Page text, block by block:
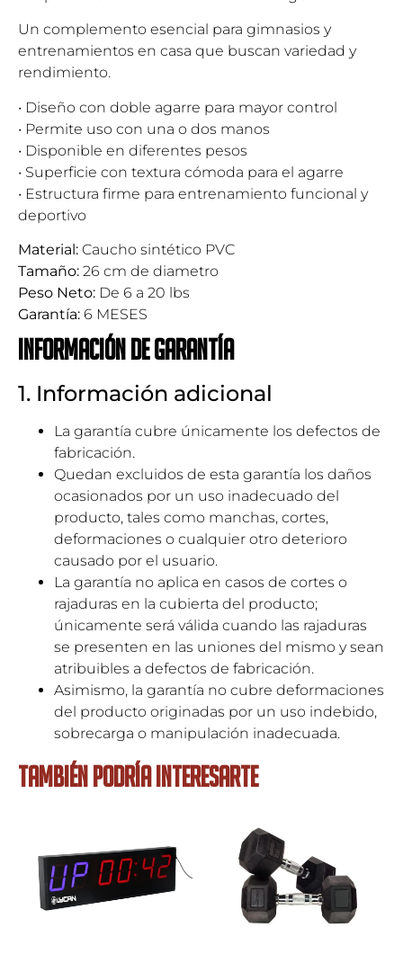
Un complemento esencial para gimnasios y
entrenamientos en casa que buscan variedad y
rendimiento.
• Diseño con doble agarre para mayor control
• Permite uso con una o dos manos
• Disponible en diferentes pesos
• Superficie con textura cómoda para el agarre
• Estructura firme para entrenamiento funcional y
deportivo
Material: Caucho sintético PVC
Tamaño: 26 cm de diametro
Peso Neto: De 6 a 20 lbs
Garantía: 6 MESES
Información de garantía
1. Información adicional
La garantía cubre únicamente los defectos de
fabricación.
Quedan excluidos de esta garantía los daños
ocasionados por un uso inadecuado del
producto, tales como manchas, cortes,
deformaciones o cualquier otro deterioro
causado por el usuario.
La garantía no aplica en casos de cortes o
rajaduras en la cubierta del producto;
únicamente será válida cuando las rajaduras
se presenten en las uniones del mismo y sean
atribuibles a defectos de fabricación.
Asimismo, la garantía no cubre deformaciones
del producto originadas por un uso indebido,
sobrecarga o manipulación inadecuada.
TAMBIÉN PODRÍA INTERESARTE